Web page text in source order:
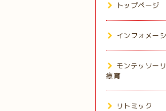
トップページ
インフォメー
モンテッソー
療育
リトミック